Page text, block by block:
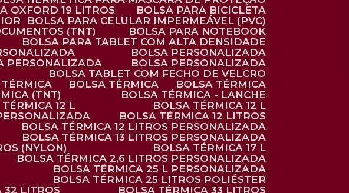
OXFORD 19 LITROS
BOLSA PARA BICICLETA
BOLSA PARA CELULAR IMPERMEÁVEL (PVC)
(TNT)
BOLSA PARA NOTEBOOK
BOLSA PARA TABLET COM ALTA DENSIDADE
BOLSA PERSONALIZADA
PERSONALIZADA
BOLSA PERSONALIZADA
BOLSA TABLET COM FECHO DE VELCRO
TÉRMICA BOLSA TÉRMICA
BOLSA TÉRMICA
(TNT)
BOLSA TÉRMICA - LANCHE
TÉRMICA 12 L
BOLSA TÉRMICA 12 L
BOLSA TÉRMICA 12 LITROS
BOLSA TÉRMICA 12 LITROS PERSONALIZADA
BOLSA TÉRMICA 13 LITROS PERSONALIZADA
(NYLON)
BOLSA TÉRMICA 17 L
BOLSA TÉRMICA 2,6 LITROS PERSONALIZADA
BOLSA TÉRMICA 25 L PERSONALIZADA
BOLSA TÉRMICA 25 LITROS POLIÉSTER
32 LITROS
BOLSA TÉRMICA 33 LITROS